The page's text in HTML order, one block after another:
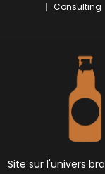
Consulting
Site sur l'univers